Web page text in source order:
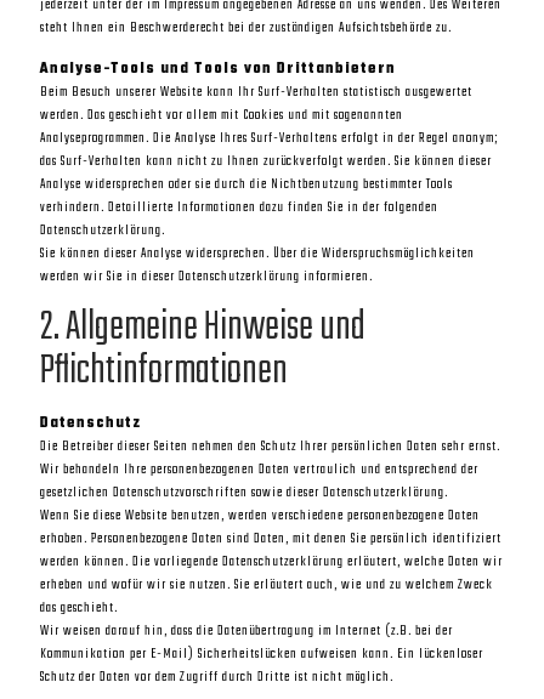
jederzeit unter der im Impressum angegebenen Adresse an uns wenden. Des Weiteren
steht Ihnen ein Beschwerderecht bei der zuständigen Aufsichtsbehörde zu.
Analyse-Tools und Tools von Drittanbietern
Beim Besuch unserer Website kann Ihr Surf-Verhalten statistisch ausgewertet
werden. Das geschieht vor allem mit Cookies und mit sogenannten
Analyseprogrammen. Die Analyse Ihres Surf-Verhaltens erfolgt in der Regel anonym;
das Surf-Verhalten kann nicht zu Ihnen zurückverfolgt werden. Sie können dieser
Analyse widersprechen oder sie durch die Nichtbenutzung bestimmter Tools
verhindern. Detaillierte Informationen dazu finden Sie in der folgenden
Datenschutzerklärung.
Sie können dieser Analyse widersprechen. Über die Widerspruchsmöglichkeiten
werden wir Sie in dieser Datenschutzerklärung informieren.
2. Allgemeine Hinweise und
Pflichtinformationen
Datenschutz
Die Betreiber dieser Seiten nehmen den Schutz Ihrer persönlichen Daten sehr ernst.
Wir behandeln Ihre personenbezogenen Daten vertraulich und entsprechend der
gesetzlichen Datenschutzvorschriften sowie dieser Datenschutzerklärung.
Wenn Sie diese Website benutzen, werden verschiedene personenbezogene Daten
erhoben. Personenbezogene Daten sind Daten, mit denen Sie persönlich identifiziert
werden können. Die vorliegende Datenschutzerklärung erläutert, welche Daten wir
erheben und wofür wir sie nutzen. Sie erläutert auch, wie und zu welchem Zweck
das geschieht.
Wir weisen darauf hin, dass die Datenübertragung im Internet (z.B. bei der
Kommunikation per E-Mail) Sicherheitslücken aufweisen kann. Ein lückenloser
Schutz der Daten vor dem Zugriff durch Dritte ist nicht möglich.